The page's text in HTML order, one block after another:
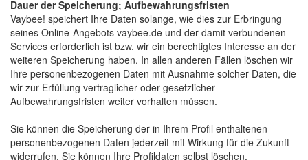
Dauer der Speicherung; Aufbewahrungsfristen
Vaybee! speichert Ihre Daten solange, wie dies zur Erbringung
seines Online-Angebots vaybee.de und der damit verbundenen
Services erforderlich ist bzw. wir ein berechtigtes Interesse an der
weiteren Speicherung haben. In allen anderen Fällen löschen wir
Ihre personenbezogenen Daten mit Ausnahme solcher Daten, die
wir zur Erfüllung vertraglicher oder gesetzlicher
Aufbewahrungsfristen weiter vorhalten müssen.
Sie können die Speicherung der in Ihrem Profil enthaltenen
personenbezogenen Daten jederzeit mit Wirkung für die Zukunft
widerrufen. Sie können Ihre Profildaten selbst löschen.